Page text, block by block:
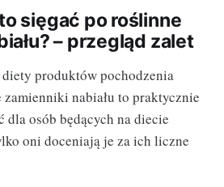
sięgać po roślinne
– przegląd zalet
produktów pochodzenia
nabiału to praktycznie
dla osób będących na diecie
oni doceniają je za ich liczne